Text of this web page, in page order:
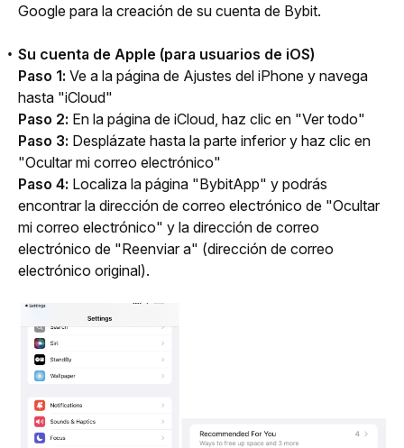
Google para la creación de su cuenta de Bybit.
Su cuenta de Apple (para usuarios de iOS)
Paso 1: Ve a la página de Ajustes del iPhone y navega
hasta "iCloud"
Paso 2: En la página de iCloud, haz clic en "Ver todo"
Paso 3: Desplázate hasta la parte inferior y haz clic en
"Ocultar mi correo electrónico"
Paso 4: Localiza la página "BybitApp" y podrás
encontrar la dirección de correo electrónico de "Ocultar
mi correo electrónico" y la dirección de correo
electrónico de "Reenviar a" (dirección de correo
electrónico original).